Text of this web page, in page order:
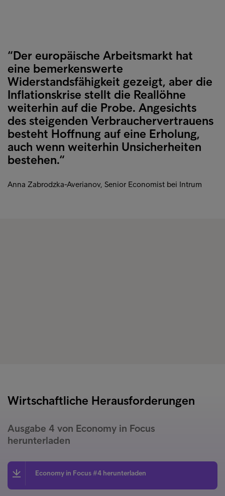
“Der europäische Arbeitsmarkt hat
eine bemerkenswerte
Widerstandsfähigkeit gezeigt, aber die
Inflationskrise stellt die Reallöhne
weiterhin auf die Probe. Angesichts
des steigenden Verbrauchervertrauens
besteht Hoffnung auf eine Erholung,
auch wenn weiterhin Unsicherheiten
bestehen.“
Anna Zabrodzka-Averianov, Senior Economist bei Intrum
Wirtschaftliche Herausforderungen
Ausgabe 4 von Economy in Focus
herunterladen
Economy in Focus #4 herunterladen